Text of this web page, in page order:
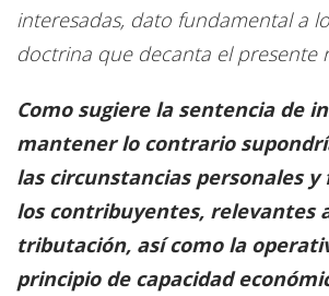
interesadas, dato fundamental a
doctrina que decanta el presente
Como sugiere la sentencia de
mantener lo contrario
las circunstancias personales
los contribuyentes, relevantes
tributación, así como la
principio de capacidad